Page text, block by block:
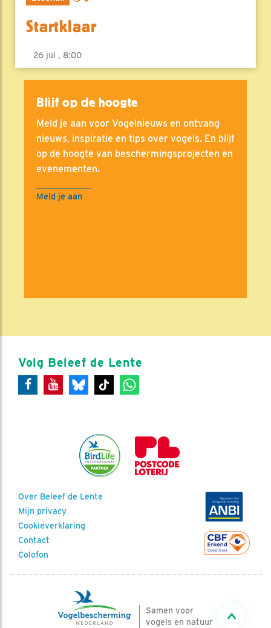
Startklaar
26 jul , 8:00
Blijf op de hoogte
Meld je aan voor Vogelnieuws en ontvang
nieuws, inspiratie en tips over vogels. En blijf
op de hoogte van beschermingsprojecten en
evenementen.
Meld je aan
Volg Beleef de Lente
Over Beleef de Lente
Mijn privacy
Cookieverklaring
Contact
Colofon
Samen voor
vogels en natuur